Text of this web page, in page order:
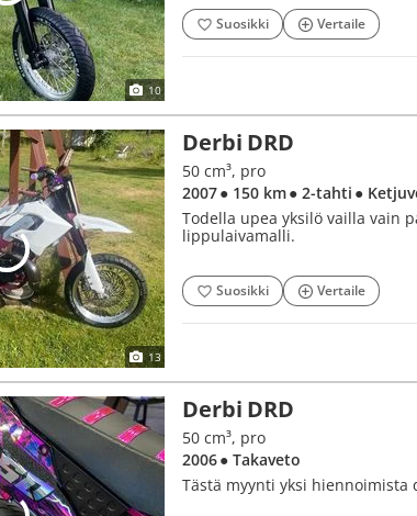
10
Suosikki Vertaile
13
Derbi DRD
50 cm³, pro
2007● 150 km● 2-tahti ●
Todella upea yksilö vailla vain
lippulaivamalli.
Suosikki Vertaile
Derbi DRD
50 cm³, pro
2006● Takaveto
Tästä myynti yksi hiennoimista